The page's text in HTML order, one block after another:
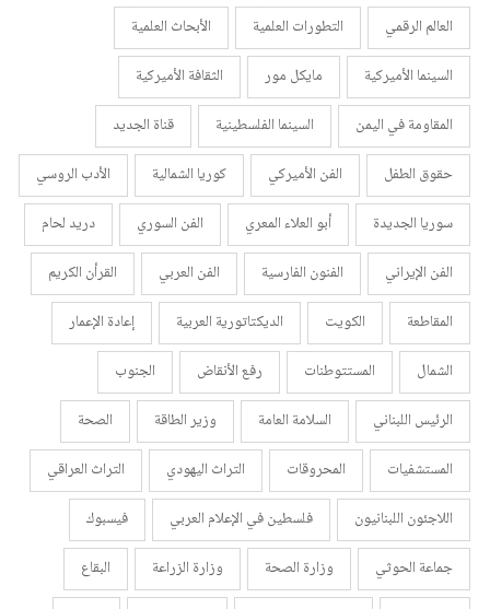
العالم الرقمي
التطورات العلمية
الأبحاث العلمية
السينما الأميركية
مايكل مور
الثقافة الأميركية
المقاومة في اليمن
السينما الفلسطينية
قناة الجديد
حقوق الطفل
الفن الأميركي كوريا الشمالية
الأدب الروسي
سوريا الجديدة
أبو العلاء المعري الفن السوري
دريد لحام
الفن الإيراني
الفنون الفارسية الفن العربي
القرأن الكريم
المقاطعة
الكويت الديكتاتورية العربية
إعادة الإعمار
الشمال
المستتوطنات رفع الأنقاض
الجنوب
الرئيس اللبناني
السلامة العامة وزير الطاقة
الصحة
المستشفيات
المحروقات التراث اليهودي
التراث العراقي
اللاجئون اللبنانيون
فلسطين في الإعلام العربي
فيسبوك
جماعة الحوثي
وزارة الصحة وزارة الزراعة
البقاع